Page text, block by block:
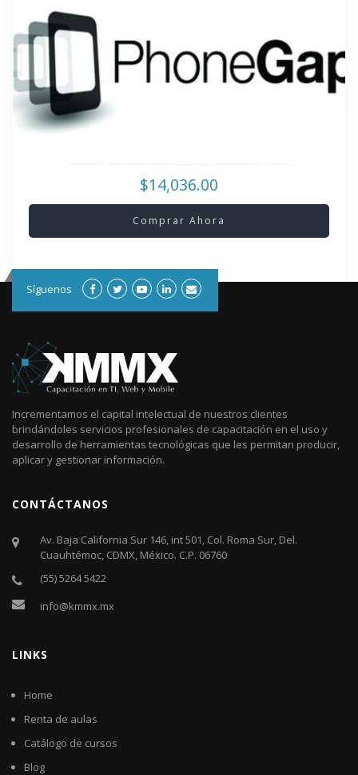
$14,036.00
Comprar Ahora
Síguenos
Incrementamos el capital intelectual de nuestros clientes
brindándoles servicios profesionales de capacitación en el uso y
desarrollo de herramientas tecnológicas que les permitan producir,
aplicar y gestionar información.
CONTÁCTANOS
Av. Baja California Sur 146, int 501, Col. Roma Sur, Del.
Cuauhtémoc, CDMX, México. C.P. 06760​
(55) 5264 5422
info@kmmx.mx
LINKS
Home
Renta de aulas
Catálogo de cursos
Blog